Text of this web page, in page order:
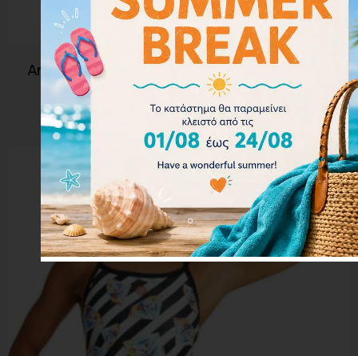
Arena Women’s Icons Bikini Black 005037-501
Διαβάστε περισσότερα
- 20%